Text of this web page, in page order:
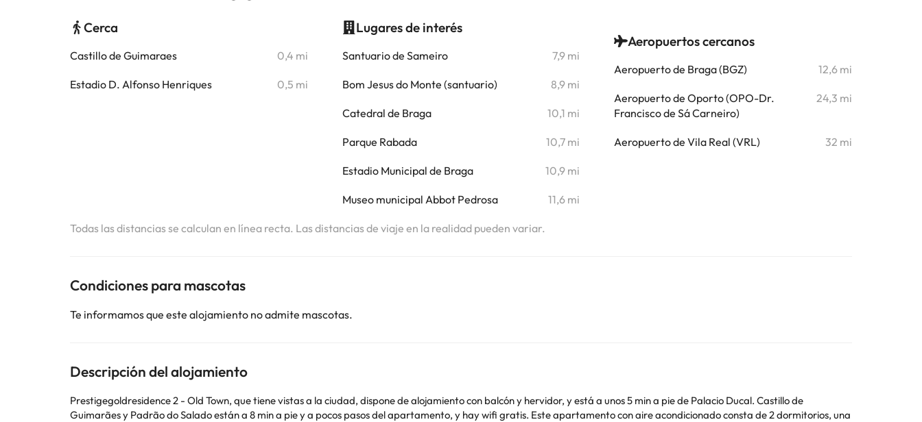
Cerca
Castillo de Guimaraes 0,4 mi
Estadio D. Alfonso Henriques 0,5 mi
Lugares de interés
Santuario de Sameiro 7,9 mi
Bom Jesus do Monte (santuario) 8,9 mi
Catedral de Braga 10,1 mi
Parque Rabada 10,7 mi
Estadio Municipal de Braga 10,9 mi
Museo municipal Abbot Pedrosa 11,6 mi
Aeropuertos cercanos
Aeropuerto de Braga (BGZ) 12,6 mi
Aeropuerto de Oporto (OPO-Dr.
Francisco de Sá Carneiro)
24,3 mi
Aeropuerto de Vila Real (VRL) 32 mi
Todas las distancias se calculan en línea recta. Las distancias de viaje en la realidad pueden variar.
Condiciones para mascotas
Te informamos que este alojamiento no admite mascotas.
Descripción del alojamiento
Prestigegoldresidence 2 - Old Town, que tiene vistas a la ciudad, dispone de alojamiento con balcón y hervidor, y está a unos 5 min a pie de Palacio Ducal. Castillo de
Guimarães y Padrão do Salado están a 8 min a pie y a pocos pasos del apartamento, y hay wifi gratis. Este apartamento con aire acondicionado consta de 2 dormitorios, una